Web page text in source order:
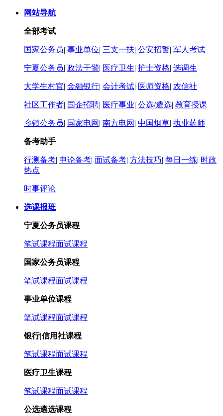
网站导航
全部考试
国家公务员| 事业单位| 三支一扶| 公安招警| 军人考试
宁夏公务员| 政法干警| 医疗卫生| 护士资格| 选调生
大学生村官| 金融银行| 会计考试| 医师资格| 农信社
社区工作者| 国企招聘| 医疗事业| 公选/遴选| 教育授课
乡镇公务员| 国家电网 | 南方电网 | 中国烟草| 执业药师
备考助手
行测备考| 申论备考| 面试备考| 方法技巧| 每日一练| 时政
热点
时事评论
选课报班
宁夏公务员课程
笔试课程面试课程
国家公务员课程
笔试课程面试课程
事业单位课程
笔试课程面试课程
银行|信用社课程
笔试课程面试课程
医疗卫生课程
笔试课程面试课程
公选遴选课程